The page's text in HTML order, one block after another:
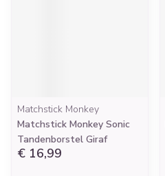
Matchstick Monkey
Matchstick Monkey Sonic
Tandenborstel Giraf
€ 16,99